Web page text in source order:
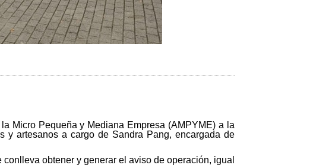
Micro Pequeña y Mediana Empresa (AMPYME) a la
y artesanos a cargo de Sandra Pang, encargada de
obtener y generar el aviso de operación, igual